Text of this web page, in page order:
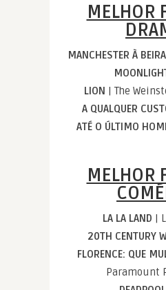
MELHOR
MANCHESTER À
LION | The
A QUALQUER
ATÉ O ÚLTIMO
MELHOR
LA LA LAND |
20TH CENTURY
FLORENCE: QUE
Paramount